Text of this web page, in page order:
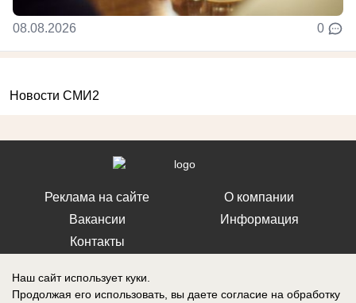
08.08.2026 0
Новости СМИ2
Реклама на сайте
Вакансии
Контакты
О компании
Информация
Наш сайт использует куки.
Продолжая его использовать, вы даете согласие на обработку